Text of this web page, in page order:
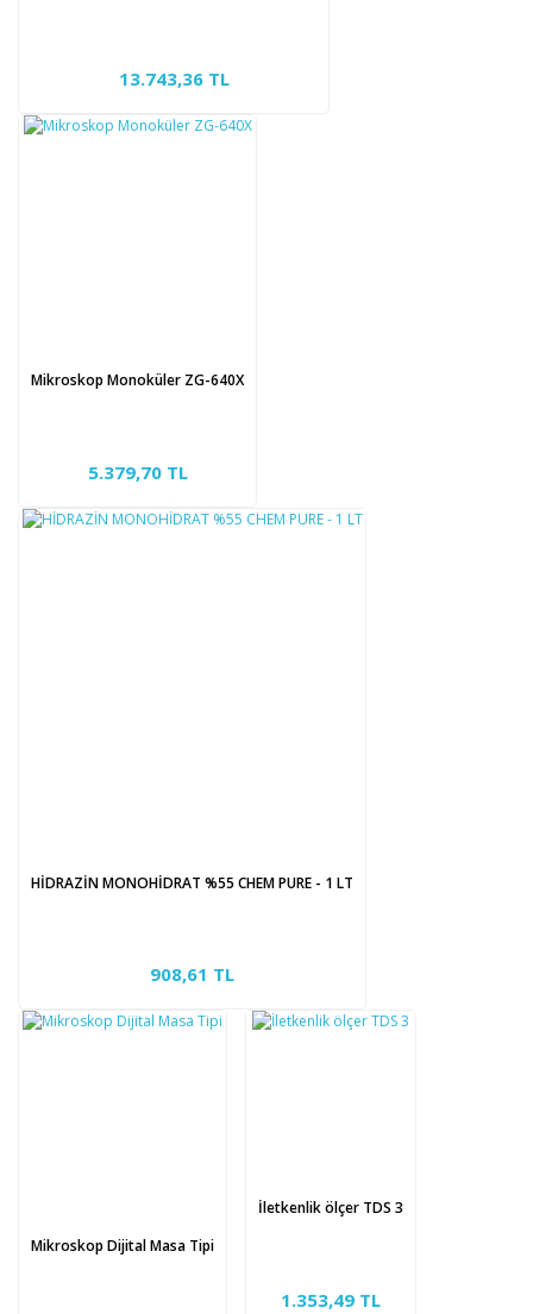
13.743,36 TL
Mikroskop Monoküler ZG-640X
5.379,70 TL
HİDRAZİN MONOHİDRAT %55 CHEM PURE - 1 LT
908,61 TL
Mikroskop Dijital Masa Tipi
İletkenlik ölçer TDS 3
1.353,49 TL